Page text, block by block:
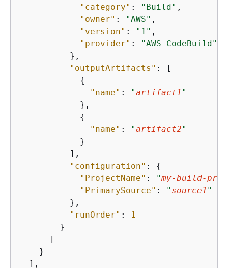
"category" : "Build" ,
"owner" : "AWS" ,
"version" : "1" ,
"provider" :
"AWS CodeBuild"
          },
"outputArtifacts" : [
{
"name" : "artifact1 "
            },
{
"name" : "artifact2"
            }
          ],
"configuration" : {
"ProjectName" : "my-build-
"PrimarySource" : " source1 "
          },
"runOrder" :
1
        }
      ]
    }
  ],